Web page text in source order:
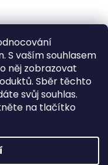
S vaším souhlasem
něj zobrazovat
Sběr těchto
svůj souhlas.
na tlačítko